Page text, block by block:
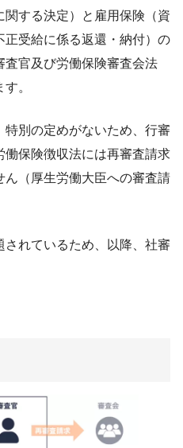
する決定）と雇用保険（資
受給に係る返還・納付）の
官及び労働保険審査会法
。
別の定めがないため、行審
保険徴収法には再審査請求
（厚生労働大臣への審査請
れているため、以降、社審